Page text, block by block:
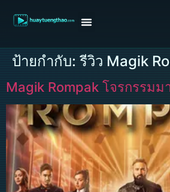
ป้ายกำกับ: รีวิว Magik
Magik Rompak โจรกรรมม